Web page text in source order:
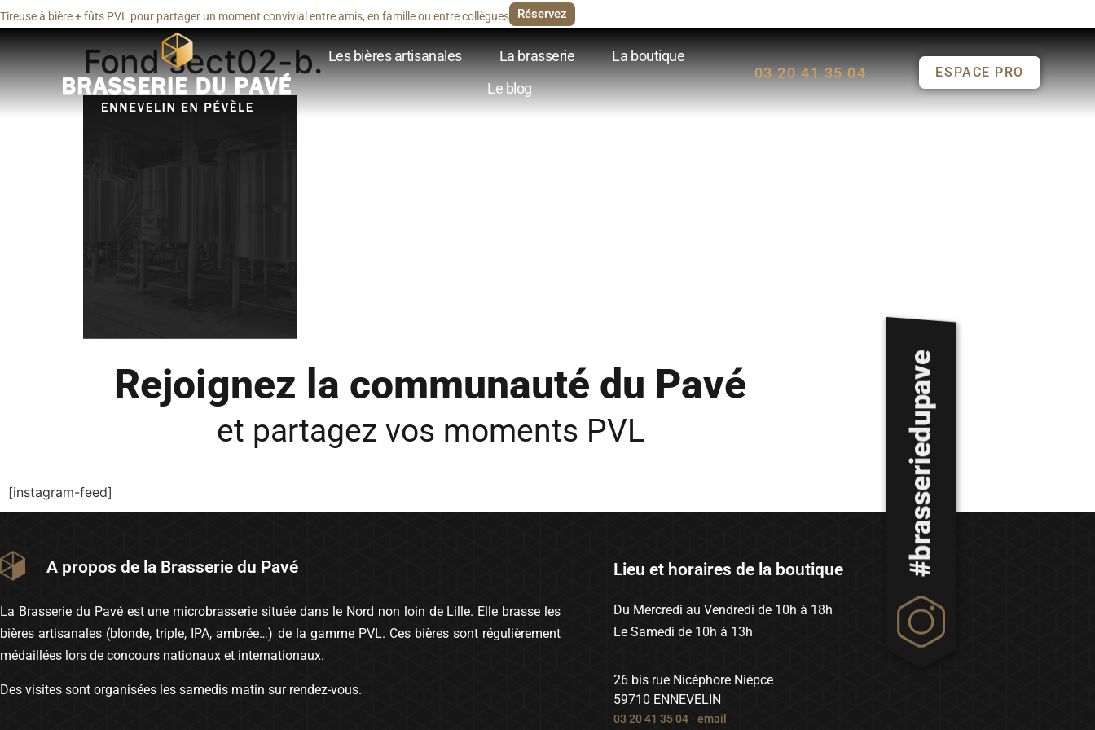
Tireuse à bière + fûts PVL pour partager un moment convivial entre amis, en famille ou entre collègues Réservez
Les bières artisanales La brasserie
La boutique
Le blog
03 20 41 35 04 ESPACE PRO
Fond sect02-b.
Rejoignez la communauté du Pavé
et partagez vos moments PVL
[instagram-feed]
A propos de la Brasserie du Pavé
La Brasserie du Pavé est une microbrasserie située dans le Nord non loin de Lille. Elle brasse les
bières artisanales (blonde, triple, IPA, ambrée…) de la gamme PVL. Ces bières sont régulièrement
médaillées lors de concours nationaux et internationaux.
Des visites sont organisées les samedis matin sur rendez-vous.
Lieu et horaires de la boutique
Du Mercredi au Vendredi de 10h à 18h
Le Samedi de 10h à 13h
26 bis rue Nicéphore Niépce
59710 ENNEVELIN
03 20 41 35 04-email